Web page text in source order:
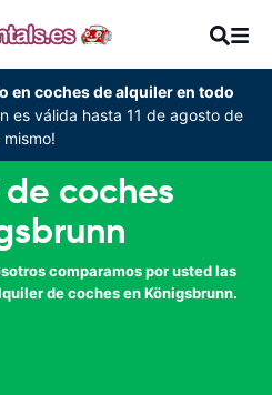
en coches de alquiler en todo
es válida hasta 11 de agosto de
coches
comparamos por usted las
de coches en Königsbrunn.